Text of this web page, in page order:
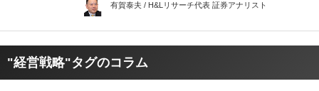
有賀泰夫 / H&Lリサーチ代表 証券アナリスト
"経営戦略"タグのコラム